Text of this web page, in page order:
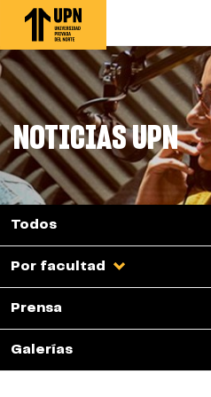
Pasar
contenido
principal
NOTICIAS UPN
Todos
Por facultad
Prensa
Galerías